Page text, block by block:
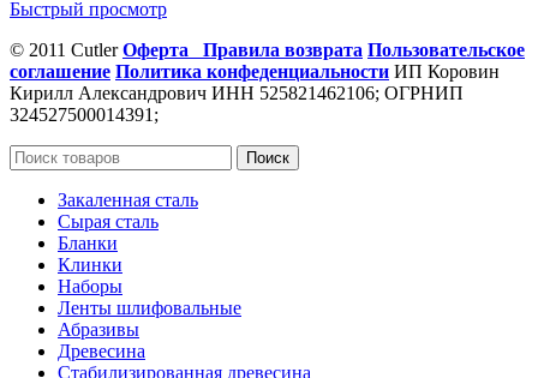
Быстрый просмотр
© 2011 CutlerОферта Правила возврата Пользовательское
соглашение Политика конфеденциальности ИП Коровин
Кирилл Александрович ИНН 525821462106; ОГРНИП
324527500014391;
Поиск
Закаленная сталь
Сырая сталь
Бланки
Клинки
Наборы
Ленты шлифовальные
Абразивы
Древесина
Стабилизированная древесина